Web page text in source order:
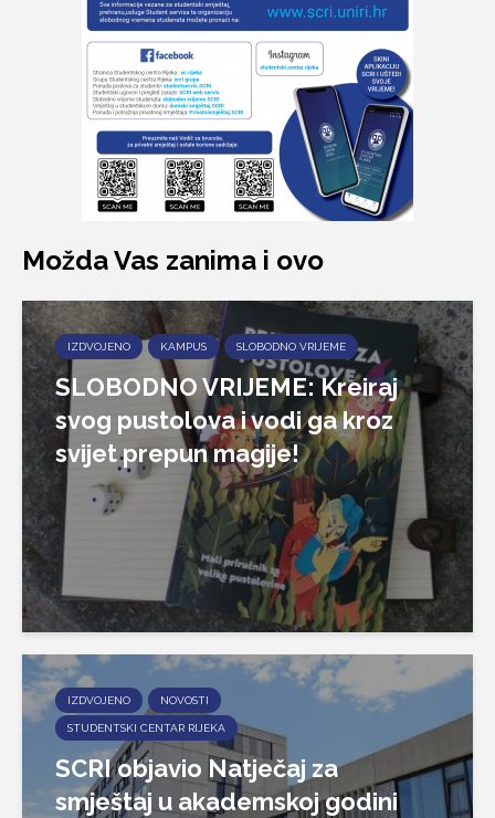
Možda Vas zanima i ovo
IZDVOJENO KAMPUS SLOBODNO VRIJEME
SLOBODNO VRIJEME: Kreiraj
svog pustolova i vodi ga kroz
svijet prepun magije!
IZDVOJENO NOVOSTI
STUDENTSKI CENTAR RIJEKA
SCRI objavio Natječaj za
smještaj u akademskoj godini